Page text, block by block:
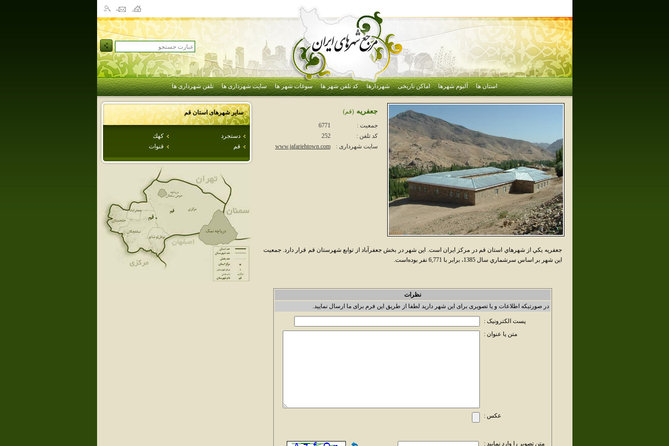
استان ها آلبوم شهرها اماکن تاریخی شهردارها کد تلفن شهر ها سوغات شهر ها سایت شهرداری ها تلفن شهرداری ها
سایر شهرهای استانقم
دستجرد
كهك
قم
قنوات
جعفريه (قم)
جمعیت :
6771
کد تلفن :
252
سایت شهرداری :
www.jafariehtown.com
جعفريه يکي از شهرهاي استان قم در مرکز ايران است. اين شهر در بخش جعفرآباد از توابع شهرستان قم قرار دارد. جمعيت
اين شهر بر اساس سرشماري سال 1385، برابر با 6,771 نفر بوده‌است.
نظرات
در صورتیکه اطلاعات و یا تصویری برای این شهر دارید لطفا از طریق این فرم برای ما ارسال نمایید.
پست الکترونیک :
متن یا عنوان :
عکس :
متن تصویر را وارد نمایید :